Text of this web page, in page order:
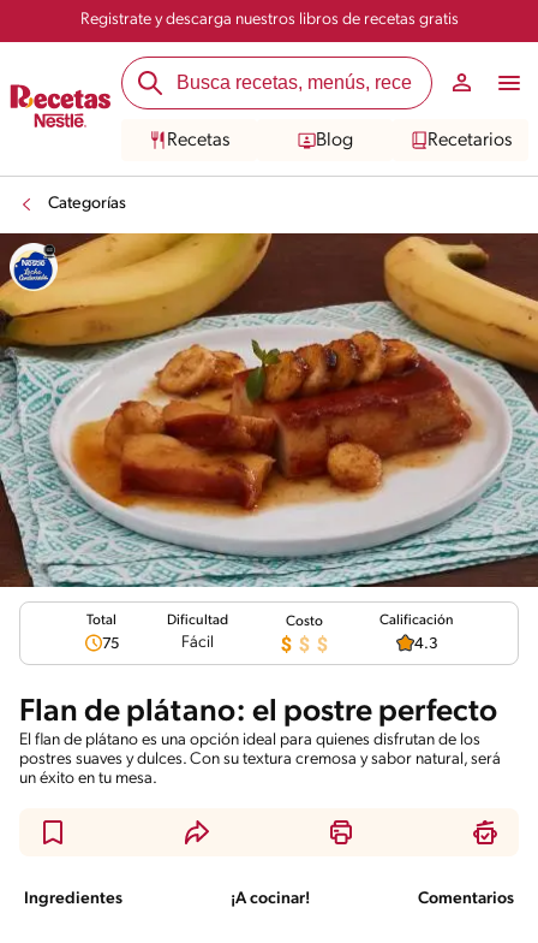
Registrate y descarga nuestros libros de recetas gratis
Recetas Blog Recetarios
Categorías
Total
75
Dificultad
Fácil
Costo Calificación
4.3
Flan de plátano: el postre perfecto
El flan de plátano es una opción ideal para quienes disfrutan de los
postres suaves y dulces. Con su textura cremosa y sabor natural, será
un éxito en tu mesa.
Ingredientes ¡A cocinar! Comentarios